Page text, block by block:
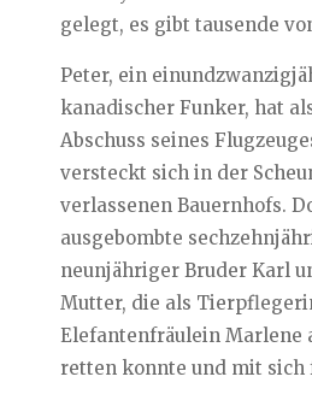
gelegt, es gibt tausende
Peter, ein
kanadischer Funker, hat
Abschuss seines
versteckt sich in der
verlassenen Bauernhofs.
ausgebombte
neunjähriger Bruder Karl
Mutter, die als
Elefantenfräulein Marlene
retten konnte und mit sich